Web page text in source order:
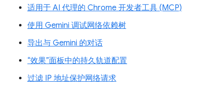
适用于 AI 代理的 Chrome 开发者工具 (MCP)
使用 Gemini 调试网络依赖树
导出与 Gemini 的对话
“效果”面板中的持久轨道配置
过滤 IP 地址保护网络请求